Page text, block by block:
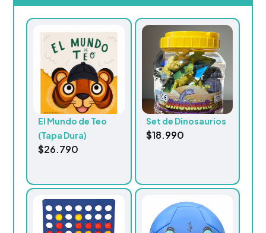
El Mundo de Teo
(Tapa Dura)
$26.790
Set de Dinosaurios
$18.990